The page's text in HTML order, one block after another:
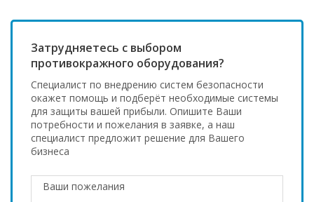
Затрудняетесь с выбором
противокражного оборудования?
Специалист по внедрению систем безопасности
окажет помощь и подберёт необходимые системы
для защиты вашей прибыли. Опишите Ваши
потребности и пожелания в заявке, а наш
специалист предложит решение для Вашего
бизнеса